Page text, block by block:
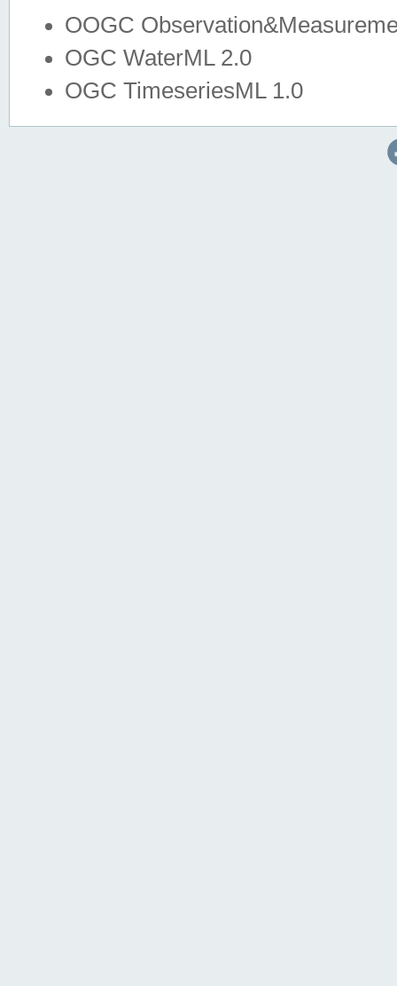
OOGC
OGC WaterML 2.0
OGC TimeseriesML 1.0